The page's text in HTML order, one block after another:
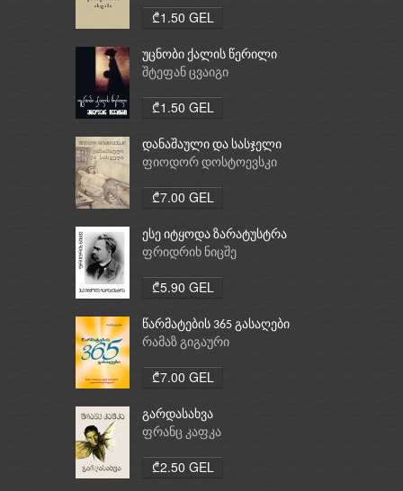
₾1.50 GEL
უცნობი ქალის წერილი
შტეფან ცვაიგი
₾1.50 GEL
დანაშაული და სასჯელი
ფიოდორ დოსტოევსკი
₾7.00 GEL
ესე იტყოდა ზარატუსტრა
ფრიდრიხ ნიცშე
₾5.90 GEL
წარმატების 365 გასაღები
რამაზ გიგაური
₾7.00 GEL
გარდასახვა
ფრანც კაფკა
₾2.50 GEL